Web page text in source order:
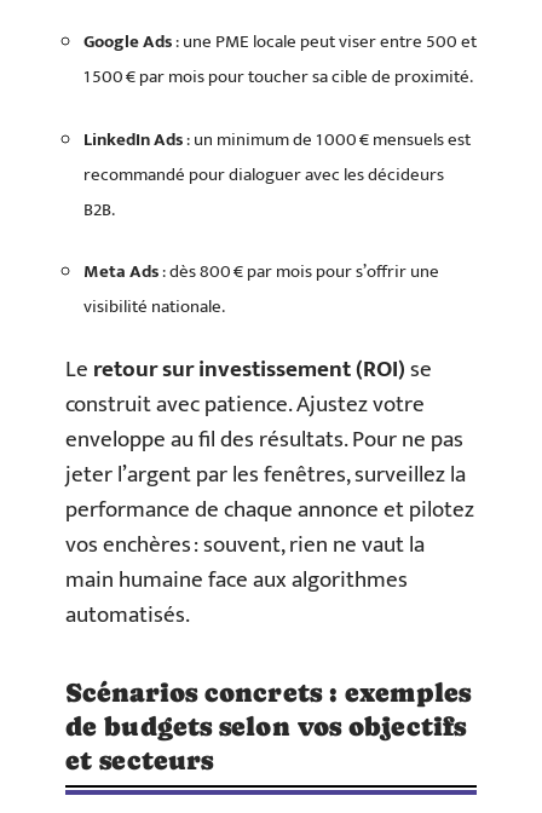
Google Ads: une PME locale peut viser entre 500 et
1 500 € par mois pour toucher sa cible de proximité.
LinkedIn Ads: un minimum de 1 000 € mensuels est
recommandé pour dialoguer avec les décideurs
B2B.
Meta Ads: dès 800 € par mois pour s’offrir une
visibilité nationale.
Leretour sur investissement (ROI)se
construit avec patience. Ajustez votre
enveloppe au fil des résultats. Pour ne pas
jeter l’argent par les fenêtres, surveillez la
performance de chaque annonce et pilotez
vos enchères : souvent, rien ne vaut la
main humaine face aux algorithmes
automatisés.
Scénarios concrets : exemples
de budgets selon vos objectifs
et secteurs